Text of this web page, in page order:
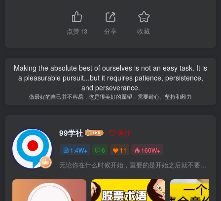
点赞13 分享 收藏
Making the absolute best of ourselves is not an easy task. It is
a pleasurable pursuit...but it requires patience, persistence,
and perseverance.
做最好的自己并不容易，这是很美好的愿望，需要耐心、坚持和毅力
99学社 关注
1.4W+ 6 11 160W+
无论你在什么时候开始，重要的是开始之后就不要停止